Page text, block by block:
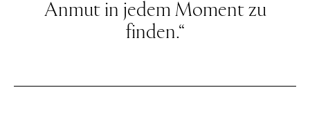
Anmut in jedem Moment zu
finden.“